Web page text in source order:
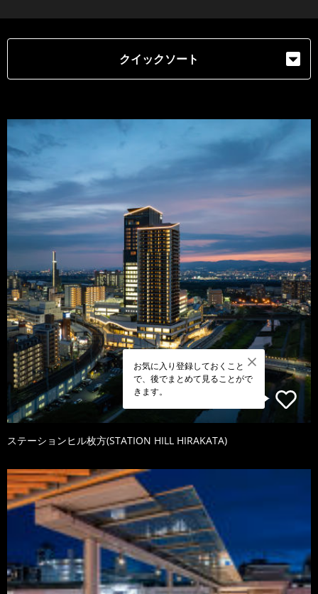
クイックソート
お気に入り登録しておくこと
で、後でまとめて見ることがで
きます。
ステーションヒル枚方(STATION HILL HIRAKATA)